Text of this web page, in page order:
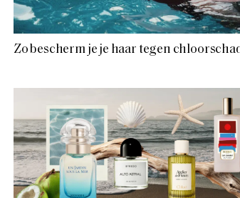
Zo bescherm je je haar tegen